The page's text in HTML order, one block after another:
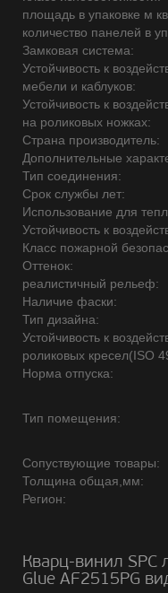
площадь в упаковке м
количество панелей в
Замковая система:
Устойчивость к
мебели и каблуков:
Устойчивость к
на роликовых ножках:
Страна производитель:
Дополнительные
Тип соединения:
Срок службы лет:
Использование для
Устойчивость к
Класс пожарной
Оттенок:
реалистичный рельеф:
Наличие фаски:
Тип дизайна:
Устойчивость к
роликовых кресел(ISO
Норма отпуска:
Тип помещения:
Сопуствующие товары:
Толщина общая,мм:
Регион:
Кварц-винил SPC
Glue AF2515PG